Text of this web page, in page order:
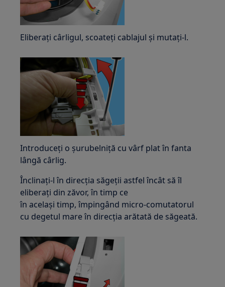
Eliberați cârligul, scoateți cablajul și mutați-l.
Introduceți o șurubelniță cu vârf plat în fanta
lângă cârlig.
Înclinați-l în direcția săgeții astfel încât să îl
eliberați din zăvor, în timp ce
în același timp, împingând micro-comutatorul
cu degetul mare în direcția arătată de săgeată.